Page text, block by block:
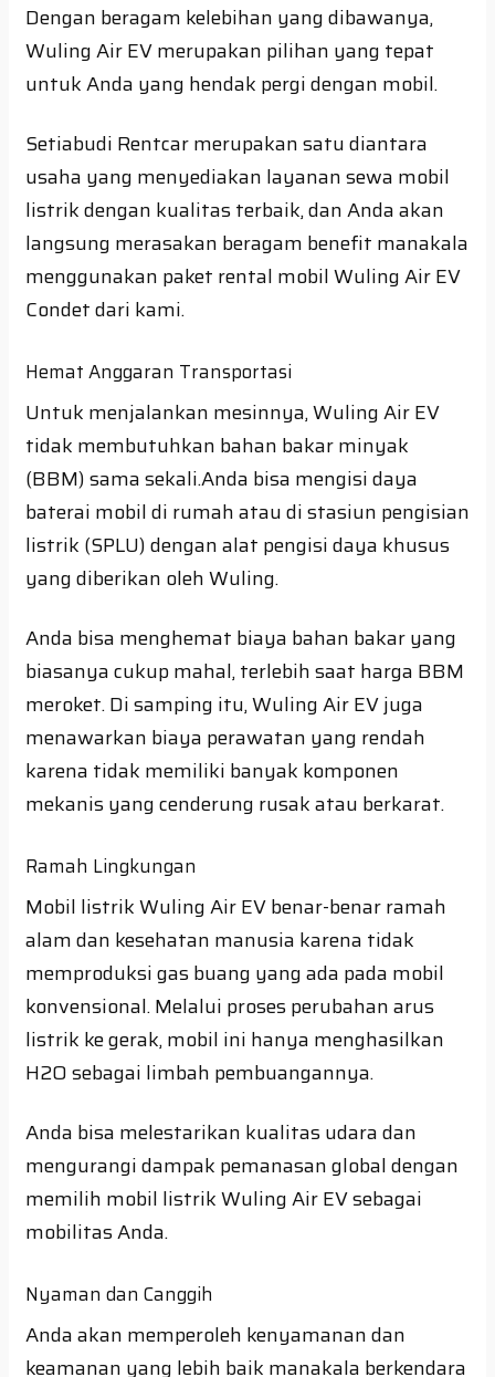
Dengan beragam kelebihan yang dibawanya,
Wuling Air EV merupakan pilihan yang tepat
untuk Anda yang hendak pergi dengan mobil.
Setiabudi Rentcar merupakan satu diantara
usaha yang menyediakan layanan sewa mobil
listrik dengan kualitas terbaik, dan Anda akan
langsung merasakan beragam benefit manakala
menggunakan paket rental mobil Wuling Air EV
Condet dari kami.
Hemat Anggaran Transportasi
Untuk menjalankan mesinnya, Wuling Air EV
tidak membutuhkan bahan bakar minyak
(BBM) sama sekali.Anda bisa mengisi daya
baterai mobil di rumah atau di stasiun pengisian
listrik (SPLU) dengan alat pengisi daya khusus
yang diberikan oleh Wuling.
Anda bisa menghemat biaya bahan bakar yang
biasanya cukup mahal, terlebih saat harga BBM
meroket. Di samping itu, Wuling Air EV juga
menawarkan biaya perawatan yang rendah
karena tidak memiliki banyak komponen
mekanis yang cenderung rusak atau berkarat.
Ramah Lingkungan
Mobil listrik Wuling Air EV benar-benar ramah
alam dan kesehatan manusia karena tidak
memproduksi gas buang yang ada pada mobil
konvensional. Melalui proses perubahan arus
listrik ke gerak, mobil ini hanya menghasilkan
H2O sebagai limbah pembuangannya.
Anda bisa melestarikan kualitas udara dan
mengurangi dampak pemanasan global dengan
memilih mobil listrik Wuling Air EV sebagai
mobilitas Anda.
Nyaman dan Canggih
Anda akan memperoleh kenyamanan dan
keamanan yang lebih baik manakala berkendara